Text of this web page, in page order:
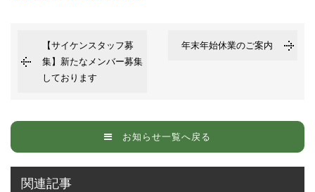
【サイケンスタッフ募
集】新たなメンバー募集
しております
年末年始休業のご案内
お知らせ一覧へ戻る
関連記事